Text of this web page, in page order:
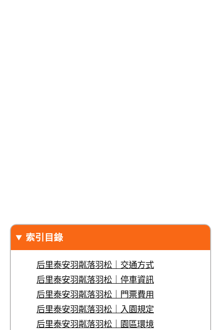
索引目錄
后里泰安羽粼落羽松｜交通方式
后里泰安羽粼落羽松｜停車資訊
后里泰安羽粼落羽松｜門票費用
后里泰安羽粼落羽松｜入園規定
后里泰安羽粼落羽松｜園區環境